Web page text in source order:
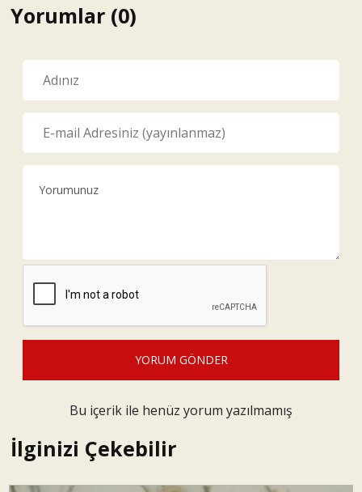
Yorumlar (0)
YORUM GÖNDER
Bu içerik ile henüz yorum yazılmamış
İlginizi Çekebilir